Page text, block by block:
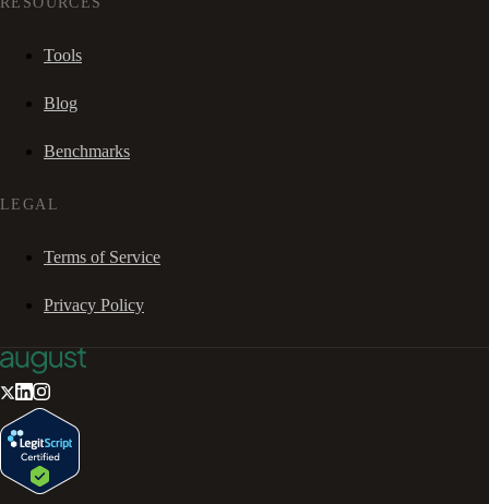
Tools
Blog
Benchmarks
LEGAL
Terms of Service
Privacy Policy